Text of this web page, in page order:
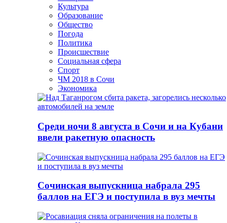
Культура
Образование
Общество
Погода
Политика
Происшествие
Социальная сфера
Спорт
ЧМ 2018 в Сочи
Экономика
Среди ночи 8 августа в Сочи и на Кубани
ввели ракетную опасность
Сочинская выпускница набрала 295
баллов на ЕГЭ и поступила в вуз мечты